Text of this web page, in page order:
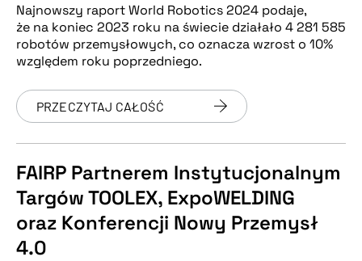
Najnowszy raport World Robotics 2024 podaje,
że na koniec 2023 roku na świecie działało 4 281 585
robotów przemysłowych, co oznacza wzrost o 10%
względem roku poprzedniego.
PRZECZYTAJ CAŁOŚĆ
FAIRP Partnerem Instytucjonalnym
Targów TOOLEX, ExpoWELDING
oraz Konferencji Nowy Przemysł
4.0